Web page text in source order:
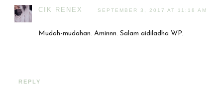
CIK RENEX SEPTEMBER 3, 2017 AT 11:18 AM
Mudah-mudahan. Aminnn. Salam aidiladha WP.
REPLY